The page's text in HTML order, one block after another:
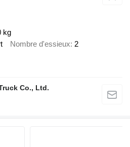
kg
Nombre d'essieux 2
Co., Ltd.